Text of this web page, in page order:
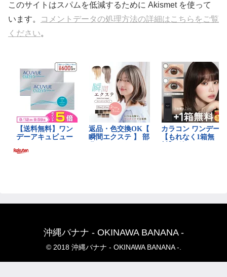
このサイトはスパムを低減するために Akismet を使って
います。
コメントデータの処理方法の詳細はこちらをご覧
ください。
沖縄バナナ - OKINAWA BANANA -
© 2018 沖縄バナナ - OKINAWA BANANA -.